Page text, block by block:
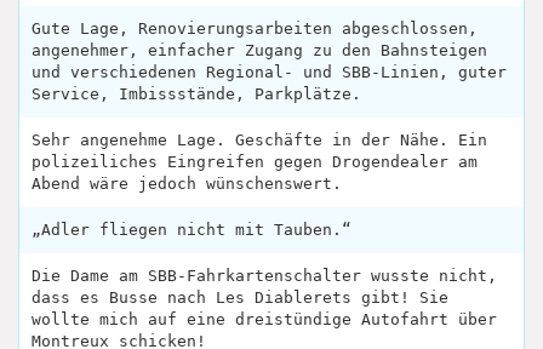
Gute Lage, Renovierungsarbeiten abgeschlossen,
angenehmer, einfacher Zugang zu den Bahnsteigen
und verschiedenen Regional- und SBB-Linien, guter
Service, Imbissstände, Parkplätze.
Sehr angenehme Lage. Geschäfte in der Nähe. Ein
polizeiliches Eingreifen gegen Drogendealer am
Abend wäre jedoch wünschenswert.
„Adler fliegen nicht mit Tauben.“
Die Dame am SBB-Fahrkartenschalter wusste nicht,
dass es Busse nach Les Diablerets gibt! Sie
wollte mich auf eine dreistündige Autofahrt über
Montreux schicken!